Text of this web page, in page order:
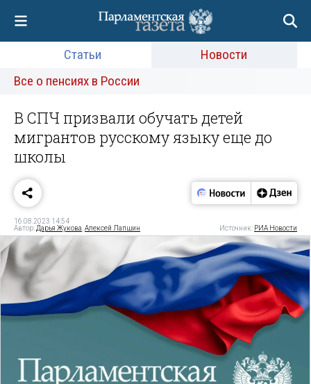
Статьи
Новости
Все о пенсиях в России
В СПЧ призвали обучать детей
мигрантов русскому языку еще до
школы
16.08.2023 14:54
Автор: Дарья Жукова Алексей Лапшин Источник: РИА Новости